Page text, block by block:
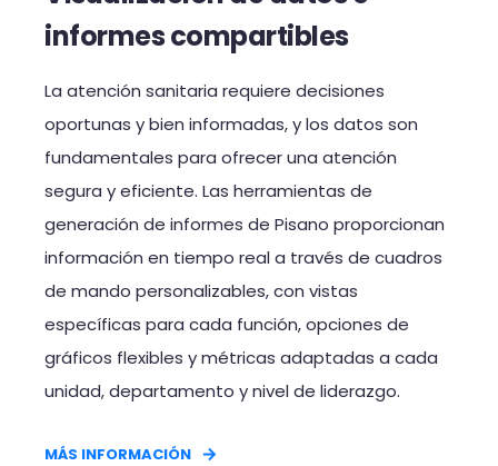
informes compartibles
La atención sanitaria requiere decisiones
oportunas y bien informadas, y los datos son
fundamentales para ofrecer una atención
segura y eficiente. Las herramientas de
generación de informes de Pisano proporcionan
información en tiempo real a través de cuadros
de mando personalizables, con vistas
específicas para cada función, opciones de
gráficos flexibles y métricas adaptadas a cada
unidad, departamento y nivel de liderazgo.
MÁS INFORMACIÓN